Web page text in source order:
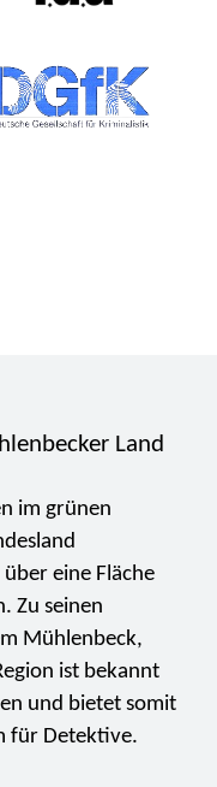
Land
im grünen
eine Fläche
Zu seinen
Mühlenbeck,
ist bekannt
und bietet somit
für Detektive.